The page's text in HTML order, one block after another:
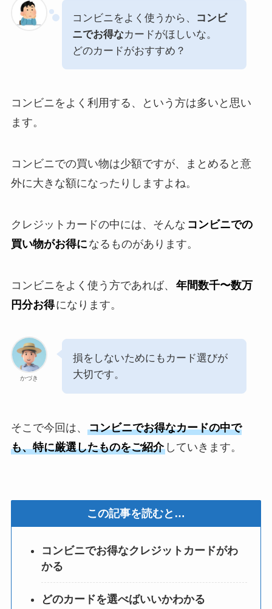
コンビニをよく使うから、
コンビ
ニでお得なカードがほしいな。
どのカードがおすすめ？
コンビニをよく利用する、という方は多いと思い
ます。
コンビニでの買い物は少額ですが、まとめると意
外に大きな額になったりしますよね。
クレジットカードの中には、そんな コンビニでの
買い物がお得に なるものがあります。
コンビニをよく使う方であれば、
年間数千〜数万
円分お得になります。
かづき
損をしないためにもカード選びが
大切です。
そこで今回は、 コンビニでお得なカードの中で
も、特に厳選したものをご紹介していきます。
この記事を読むと…
コンビニでお得なクレジットカードがわ
かる
どのカードを選べばいいかわかる